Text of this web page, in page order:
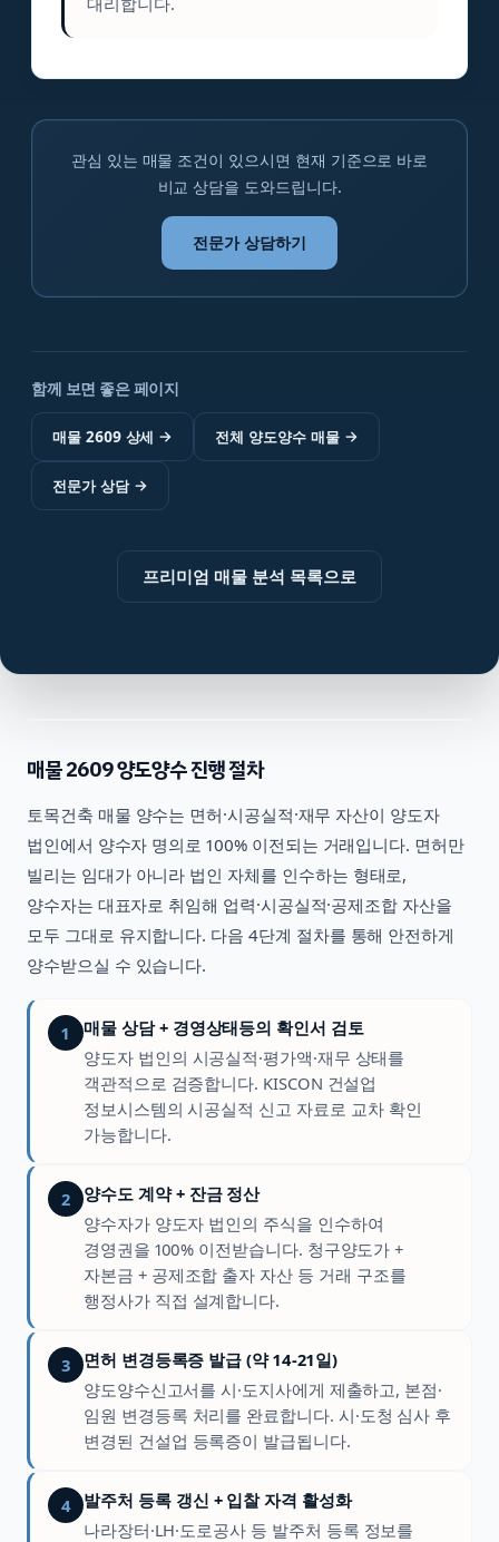
관심 있는 매물 조건이 있으시면 현재 기준으로 바로
비교 상담을 도와드립니다.
전문가 상담하기
함께 보면 좋은 페이지
매물 2609 상세 → 전체 양도양수 매물→
전문가 상담→
프리미엄 매물 분석 목록으로
매물2609양도양수 진행 절차
토목건축 매물 양수는 면허·시공실적·재무 자산이 양도자
법인에서 양수자 명의로 100% 이전되는 거래입니다. 면허만
빌리는 임대가 아니라 법인 자체를 인수하는 형태로,
양수자는 대표자로 취임해 업력·시공실적·공제조합 자산을
모두 그대로 유지합니다. 다음 4단계 절차를 통해 안전하게
양수받으실 수 있습니다.
1
매물 상담 + 경영상태등의 확인서 검토
양도자 법인의 시공실적·평가액·재무 상태를
객관적으로 검증합니다. KISCON 건설업
정보시스템의 시공실적 신고 자료로 교차 확인
가능합니다.
2
양수도 계약 + 잔금 정산
양수자가 양도자 법인의 주식을 인수하여
경영권을 100% 이전받습니다. 청구양도가 +
자본금 + 공제조합 출자 자산 등 거래 구조를
행정사가 직접 설계합니다.
3
면허 변경등록증 발급 (약 14-21일)
양도양수신고서를 시·도지사에게 제출하고, 본점·
임원 변경등록 처리를 완료합니다. 시·도청 심사 후
변경된 건설업 등록증이 발급됩니다.
4
발주처 등록 갱신 + 입찰 자격 활성화
나라장터·LH·도로공사 등 발주처 등록 정보를